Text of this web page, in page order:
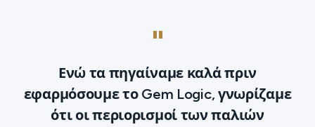
"
Ενώ τα πηγαίναμε καλά πριν
εφαρμόσουμε το Gem Logic, γνωρίζαμε
ότι οι περιορισμοί των παλιών